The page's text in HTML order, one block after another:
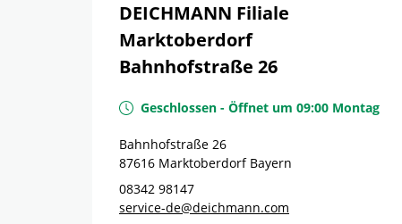
DEICHMANN Filiale
Marktoberdorf
Bahnhofstraße 26
Geschlossen - Öffnet um 09:00 Montag
Bahnhofstraße 26
87616 Marktoberdorf Bayern
08342 98147
service-de@deichmann.com